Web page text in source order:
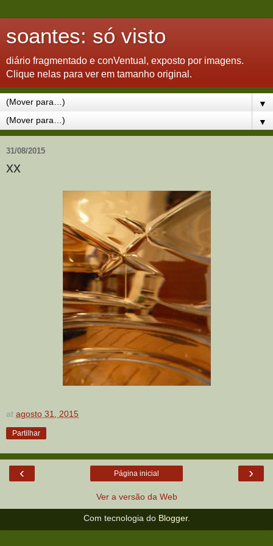
soantes: só visto
diário fragmentado e conVentual, exposto por imagens.
Clique nelas para ver em tamanho original.
▼
▼
31/08/2015
xx
at agosto 31, 2015
Partilhar
‹ ›
Página inicial
Ver a versão da Web
Com tecnologia do Blogger.